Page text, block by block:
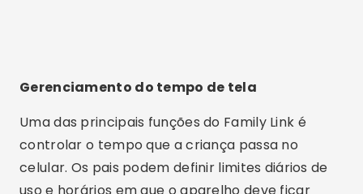
outros aplicativos começam a ocupar tempo
demais na rotina. Em vez de proibir tudo de
forma repentina, os responsáveis podem criar
uma rotina equilibrada, permitindo o uso do
celular em horários adequados e evitando